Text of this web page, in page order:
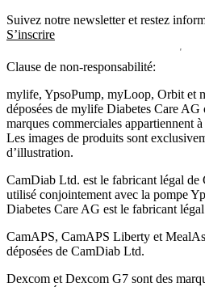
Suivez notre newsletter et restez
S’inscrire
Clause de non-responsabilité:
mylife, YpsoPump, myLoop, Orbit et
déposées de mylife Diabetes Care AG
marques commerciales appartiennent
Les images de produits sont
d’illustration.
CamDiab Ltd. est le fabricant légal de
utilisé conjointement avec la pompe
Diabetes Care AG est le fabricant
CamAPS, CamAPS Liberty et
déposées de CamDiab Ltd.
Dexcom et Dexcom G7 sont des